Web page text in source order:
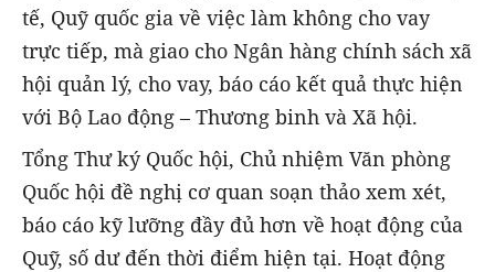
tế, Quỹ quốc gia về việc làm không cho vay
trực tiếp, mà giao cho Ngân hàng chính sách xã
hội quản lý, cho vay, báo cáo kết quả thực hiện
với Bộ Lao động – Thương binh và Xã hội.
Tổng Thư ký Quốc hội, Chủ nhiệm Văn phòng
Quốc hội đề nghị cơ quan soạn thảo xem xét,
báo cáo kỹ lưỡng đầy đủ hơn về hoạt động của
Quỹ, số dư đến thời điểm hiện tại. Hoạt động